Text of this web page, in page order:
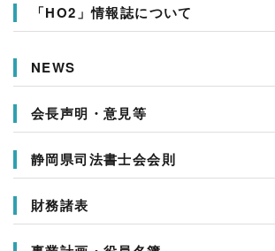
「HO2」情報誌について
NEWS
会長声明・意見等
静岡県司法書士会会則
財務諸表